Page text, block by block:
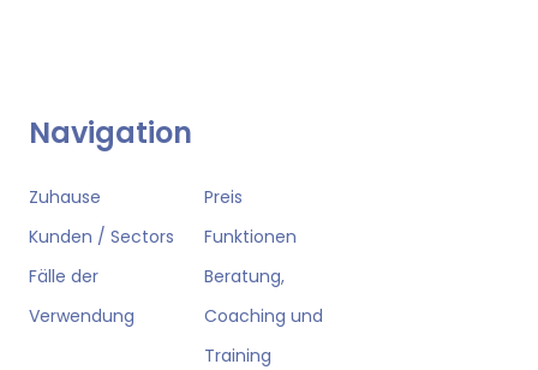
Navigation
Zuhause
Preis
Kunden / Sectors
Funktionen
Fälle der
Verwendung
Beratung,
Coaching und
Training